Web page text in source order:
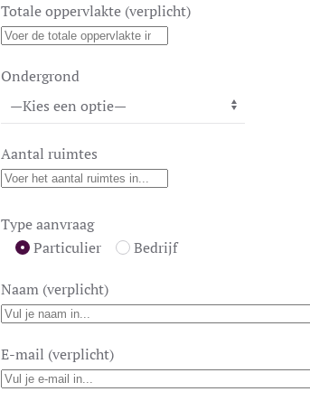
Totale oppervlakte (verplicht)
Ondergrond
Aantal ruimtes
Type aanvraag
Particulier
Bedrijf
Naam (verplicht)
E-mail (verplicht)